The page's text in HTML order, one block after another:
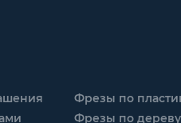
Фрезы по
Фрезы по дереву